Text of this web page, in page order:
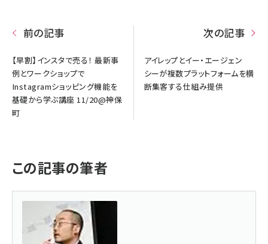
前の記事
【早割】インスタで売る！ 最新事
例とワークショップで
Instagramショッピング機能を
基礎から学ぶ講座 11/20@神保
町
次の記事
アイレップとイー・エージェン
シーが複数プラットフォームを横
断集客する仕組み提供
この記事の筆者